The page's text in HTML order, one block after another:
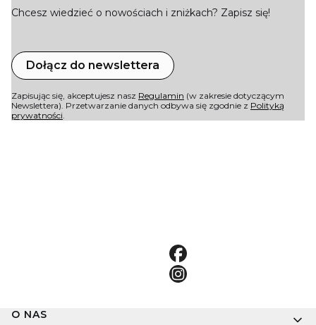
Chcesz wiedzieć o nowościach i zniżkach? Zapisz się!
Dołącz do newslettera
Zapisując się, akceptujesz nasz Regulamin (w zakresie dotyczącym
Newslettera). Przetwarzanie danych odbywa się zgodnie z Polityką
prywatności.
Linki w stopce
O NAS